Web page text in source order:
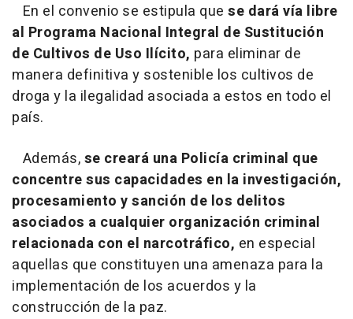
En el convenio se estipula que se dará vía libre
al Programa Nacional Integral de Sustitución
de Cultivos de Uso Ilícito, para eliminar de
manera definitiva y sostenible los cultivos de
droga y la ilegalidad asociada a estos en todo el
país.
Además,se creará una Policía criminal que
concentre sus capacidades en la investigación,
procesamiento y sanción de los delitos
asociados a cualquier organización criminal
relacionada con el narcotráfico, en especial
aquellas que constituyen una amenaza para la
implementación de los acuerdos y la
construcción de la paz.